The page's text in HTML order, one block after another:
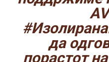
да
порастот